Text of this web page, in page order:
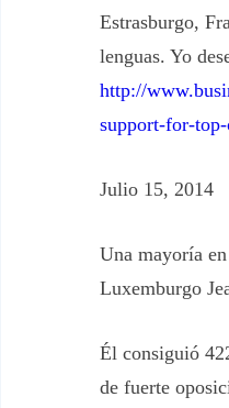
Estrasburgo,
lenguas. Yo
http://
support-for-
Julio 15, 2014
Una mayoría
Luxemburgo
Él consiguió
de fuerte